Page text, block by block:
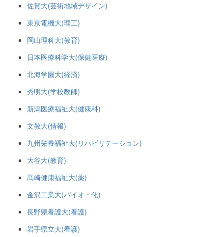
佐賀大(芸術地域デザイン)
東京電機大(理工)
岡山理科大(教育)
日本医療科学大(保健医療)
北海学園大(経済)
秀明大(学校教師)
新潟医療福祉大(健康科)
文教大(情報)
九州栄養福祉大(リハビリテーション)
大谷大(教育)
高崎健康福祉大(薬)
金沢工業大(バイオ・化)
長野県看護大(看護)
岩手県立大(看護)